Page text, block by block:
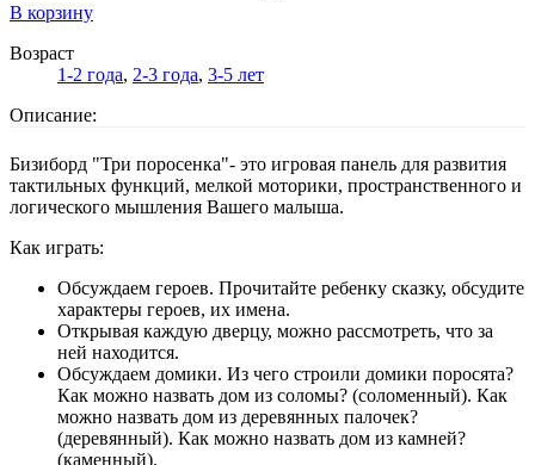
В корзину
Возраст
1-2 года, 2-3 года, 3-5 лет
Описание:
Бизиборд "Три поросенка"- это игровая панель для развития
тактильных функций, мелкой моторики, пространственного и
логического мышления Вашего малыша.
Как играть:
Обсуждаем героев. Прочитайте ребенку сказку, обсудите
характеры героев, их имена.
Открывая каждую дверцу, можно рассмотреть, что за
ней находится.
Обсуждаем домики. Из чего строили домики поросята?
Как можно назвать дом из соломы? (соломенный). Как
можно назвать дом из деревянных палочек?
(деревянный). Как можно назвать дом из камней?
(каменный).